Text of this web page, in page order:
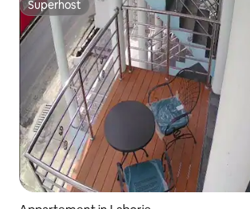
Superhost
Superhost